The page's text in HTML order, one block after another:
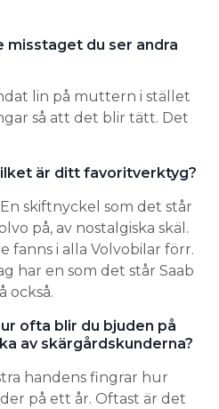
misstaget du ser andra
lin på muttern i stället
så att det blir tätt. Det
är ditt favoritverktyg?
skiftnyckel som det står
på, av nostalgiska skäl.
fanns i alla Volvobilar förr.
har en som det står Saab
också.
ofta blir du bjuden på
av skärgårdskunderna?
handens fingrar hur
på ett år. Oftast är det